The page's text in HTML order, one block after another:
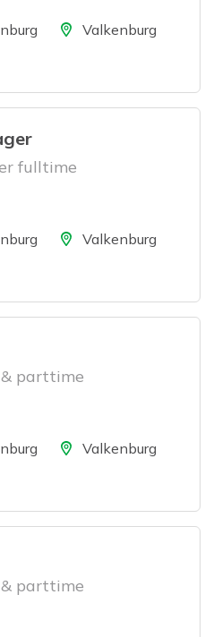
LocatieValkenburg
fulltime
LocatieValkenburg
parttime
LocatieValkenburg
parttime